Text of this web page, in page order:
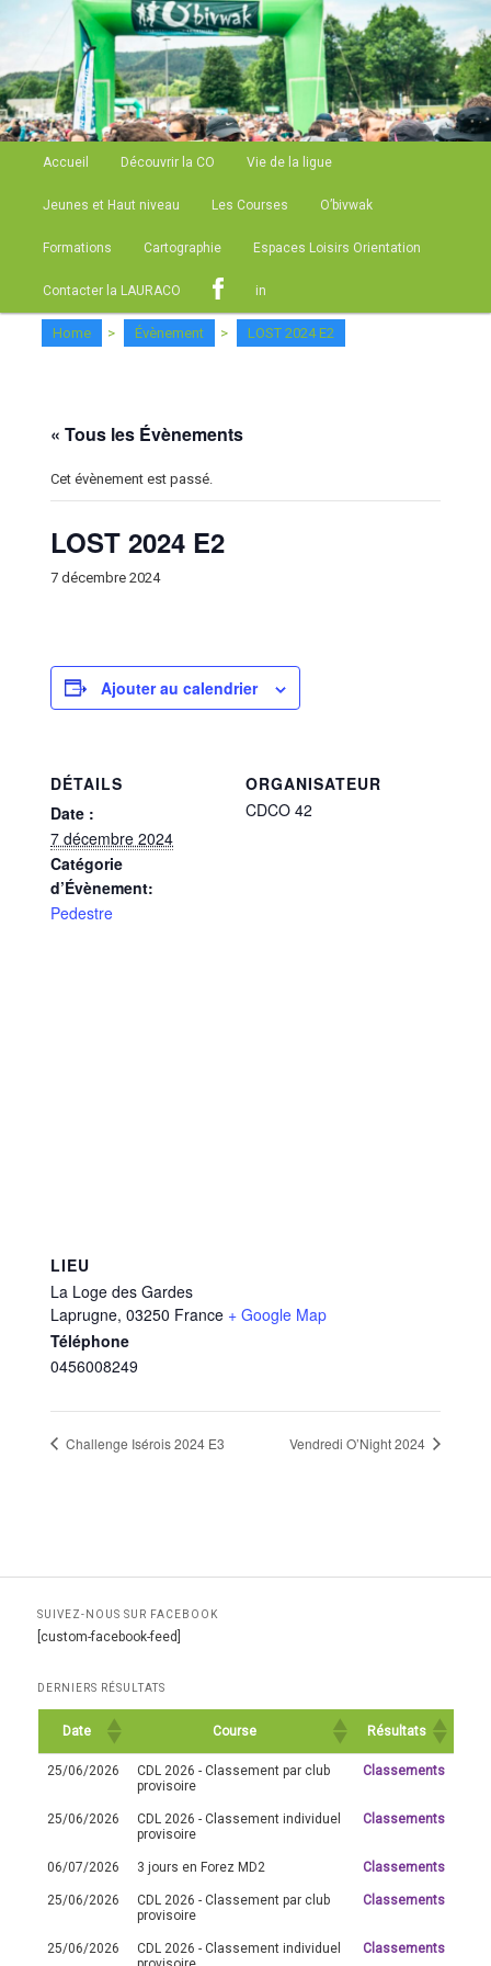
LAURACO
Site de la Ligue Auvergne Rhone Alpes de Course d'Orientation
Aller au contenu principal
Accueil Découvrir la CO Vie de la ligue
Jeunes et Haut niveau Les Courses O’bivwak
Formations Cartographie Espaces Loisirs Orientation
Contacter la LAURACO in
Home > Évènement > LOST 2024 E2
« Tous les Évènements
Cet évènement est passé.
LOST 2024 E2
7 décembre 2024
Ajouter au calendrier
DÉTAILS
Date :
7 décembre 2024
Catégorie
d’Évènement:
Pedestre
ORGANISATEUR
CDCO 42
LIEU
La Loge des Gardes
Laprugne, 03250 France + Google Map
Téléphone
0456008249
Challenge Isérois 2024 E3 Vendredi O’Night 2024
SUIVEZ-NOUS SUR FACEBOOK
[custom-facebook-feed]
DERNIERS RÉSULTATS
Date Course Résultats
25/06/2026
CDL 2026 - Classement par club
provisoire
Classements
25/06/2026
CDL 2026 - Classement individuel
provisoire
Classements
06/07/2026 3 jours en Forez MD2 Classements
25/06/2026
CDL 2026 - Classement par club
provisoire
Classements
25/06/2026
CDL 2026 - Classement individuel
Classements